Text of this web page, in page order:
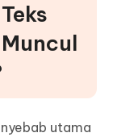
utama